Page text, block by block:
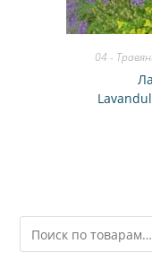
04 -